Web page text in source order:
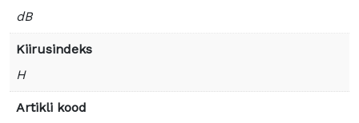
dB
Kiirusindeks
H
Artikli kood